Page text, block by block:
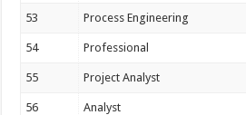
53 Process Engineering
54 Professional
55 Project Analyst
56 Analyst